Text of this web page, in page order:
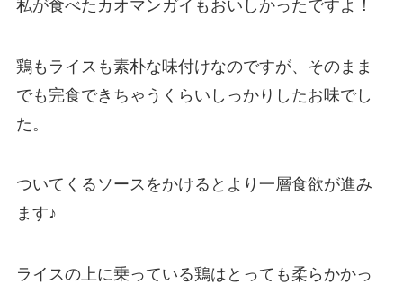
私が食べたカオマンガイもおいしかったですよ！
鶏もライスも素朴な味付けなのですが、そのまま
でも完食できちゃうくらいしっかりしたお味でし
た。
ついてくるソースをかけるとより一層食欲が進み
ます♪
ライスの上に乗っている鶏はとっても柔らかかっ